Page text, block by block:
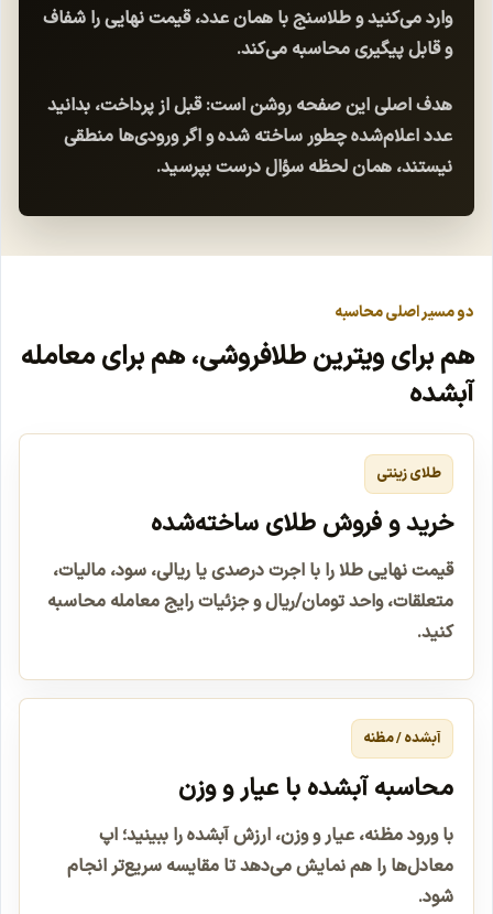
وارد می‌کنید و طلاسنج با همان عدد، قیمت نهایی را شفاف
و قابل پیگیری محاسبه می‌کند.
هدف اصلی این صفحه روشن است: قبل از پرداخت، بدانید
عدد اعلام‌شده چطور ساخته شده و اگر ورودی‌ها منطقی
نیستند، همان لحظه سؤال درست بپرسید.
دو مسیر اصلی محاسبه
هم برای ویترین طلافروشی، هم برای معامله
آبشده
طلای زینتی
خرید و فروش طلای ساخته‌شده
قیمت نهایی طلا را با اجرت درصدی یا ریالی، سود، مالیات،
متعلقات، واحد تومان/ریال و جزئیات رایج معامله محاسبه
کنید.
آبشده / مظنه
محاسبه آبشده با عیار و وزن
با ورود مظنه، عیار و وزن، ارزش آبشده را ببینید؛ اپ
معادل‌ها را هم نمایش می‌دهد تا مقایسه سریع‌تر انجام
شود.